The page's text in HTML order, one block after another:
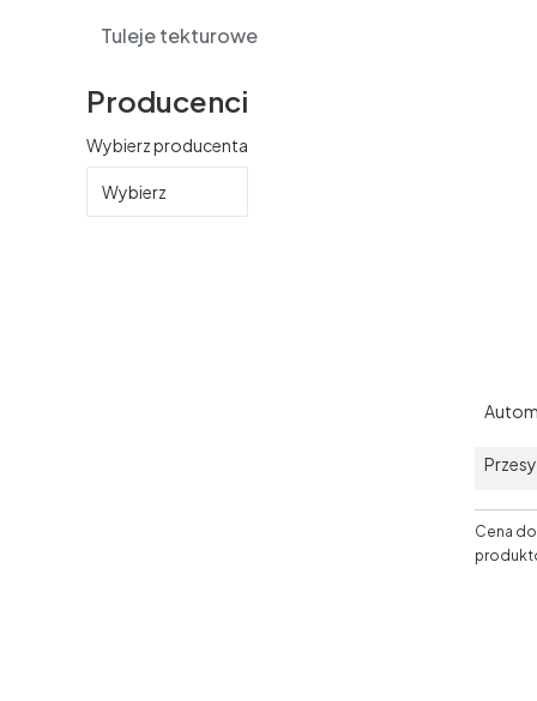
Tuleje tekturowe
Producenci
Wybierz producenta
Wybierz
Cena